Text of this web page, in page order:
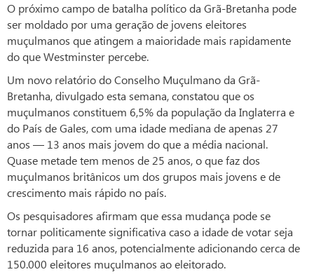
O próximo campo de batalha político da Grã-Bretanha pode
ser moldado por uma geração de jovens eleitores
muçulmanos que atingem a maioridade mais rapidamente
do que Westminster percebe.
Um novo relatório do Conselho Muçulmano da Grã-
Bretanha, divulgado esta semana, constatou que os
muçulmanos constituem 6,5% da população da Inglaterra e
do País de Gales, com uma idade mediana de apenas 27
anos — 13 anos mais jovem do que a média nacional.
Quase metade tem menos de 25 anos, o que faz dos
muçulmanos britânicos um dos grupos mais jovens e de
crescimento mais rápido no país.
Os pesquisadores afirmam que essa mudança pode se
tornar politicamente significativa caso a idade de votar seja
reduzida para 16 anos, potencialmente adicionando cerca de
150.000 eleitores muçulmanos ao eleitorado.